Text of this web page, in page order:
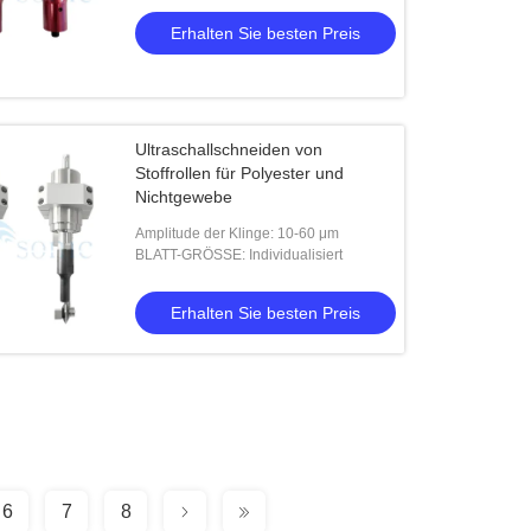
Erhalten Sie besten Preis
Ultraschallschneiden von
Stoffrollen für Polyester und
Nichtgewebe
Amplitude der Klinge: 10-60 μm
BLATT-GRÖSSE: Individualisiert
Erhalten Sie besten Preis
6 7 8